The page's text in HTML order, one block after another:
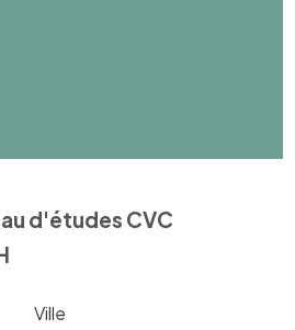
d'études CVC
Ville